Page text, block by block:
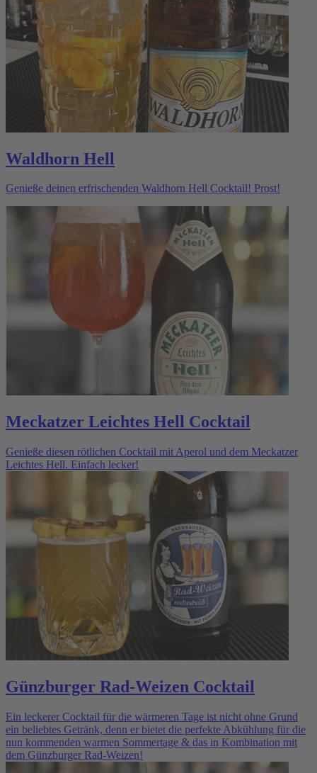
Waldhorn Hell
Genieße deinen erfrischenden Waldhorn Hell Cocktail! Prost!
Meckatzer Leichtes Hell Cocktail
Genieße diesen rötlichen Cocktail mit Aperol und dem Meckatzer
Leichtes Hell. Einfach lecker!
Günzburger Rad-Weizen Cocktail
Ein leckerer Cocktail für die wärmeren Tage ist nicht ohne Grund
ein beliebtes Getränk, denn er bietet die perfekte Abkühlung für die
nun kommenden warmen Sommertage & das in Kombination mit
dem Günzburger Rad-Weizen!